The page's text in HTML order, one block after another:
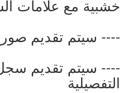
خشبية مع علامات
---- سيتم تقديم
---- سيتم تقديم سجل
التفصيلية